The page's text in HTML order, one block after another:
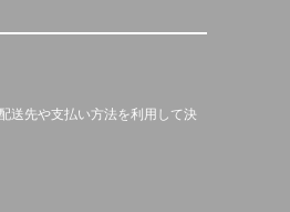
送先や支払い方法を利用して決